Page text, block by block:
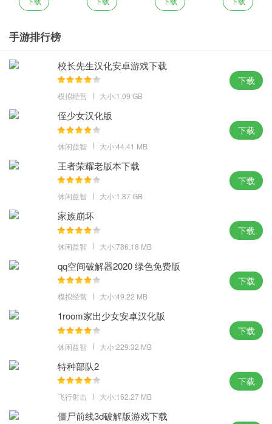
手游排行榜
校长先生汉化安卓游戏下载
模拟经营 大小:1.09 GB
下载
侄少女汉化版
休闲益智 大小:44.41 MB
下载
王者荣耀老版本下载
休闲益智 大小:1.87 GB
下载
家族崩坏
休闲益智 大小:786.18 MB
下载
qq空间破解器2020 绿色免费版
模拟经营 大小:49.22 MB
下载
1room家出少女安卓汉化版
休闲益智 大小:229.32 MB
下载
特种部队2
飞行射击 大小:162.27 MB
下载
僵尸前线3d破解版游戏下载